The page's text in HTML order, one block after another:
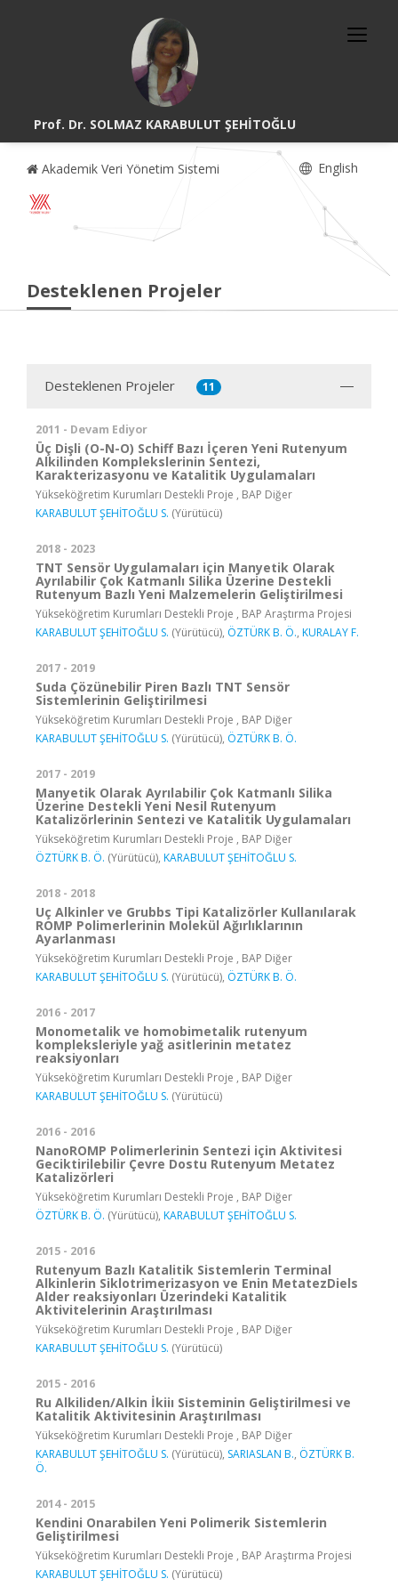
Prof. Dr. SOLMAZ KARABULUT ŞEHİTOĞLU
Akademik Veri Yönetim Sistemi English
Desteklenen Projeler
Desteklenen Projeler 11
2011 - Devam Ediyor
Üç Dişli (O-N-O) Schiff Bazı İçeren Yeni Rutenyum
Alkilinden Komplekslerinin Sentezi,
Karakterizasyonu ve Katalitik Uygulamaları
Yükseköğretim Kurumları Destekli Proje , BAP Diğer
KARABULUT ŞEHİTOĞLU S. (Yürütücü)
2018 - 2023
TNT Sensör Uygulamaları için Manyetik Olarak
Ayrılabilir Çok Katmanlı Silika Üzerine Destekli
Rutenyum Bazlı Yeni Malzemelerin Geliştirilmesi
Yükseköğretim Kurumları Destekli Proje , BAP Araştırma Projesi
KARABULUT ŞEHİTOĞLU S. (Yürütücü), ÖZTÜRK B. Ö., KURALAY F.
2017 - 2019
Suda Çözünebilir Piren Bazlı TNT Sensör
Sistemlerinin Geliştirilmesi
Yükseköğretim Kurumları Destekli Proje , BAP Diğer
KARABULUT ŞEHİTOĞLU S. (Yürütücü), ÖZTÜRK B. Ö.
2017 - 2019
Manyetik Olarak Ayrılabilir Çok Katmanlı Silika
Üzerine Destekli Yeni Nesil Rutenyum
Katalizörlerinin Sentezi ve Katalitik Uygulamaları
Yükseköğretim Kurumları Destekli Proje , BAP Diğer
ÖZTÜRK B. Ö. (Yürütücü), KARABULUT ŞEHİTOĞLU S.
2018 - 2018
Uç Alkinler ve Grubbs Tipi Katalizörler Kullanılarak
ROMP Polimerlerinin Molekül Ağırlıklarının
Ayarlanması
Yükseköğretim Kurumları Destekli Proje , BAP Diğer
KARABULUT ŞEHİTOĞLU S. (Yürütücü), ÖZTÜRK B. Ö.
2016 - 2017
Monometalik ve homobimetalik rutenyum
kompleksleriyle yağ asitlerinin metatez
reaksiyonları
Yükseköğretim Kurumları Destekli Proje , BAP Diğer
KARABULUT ŞEHİTOĞLU S. (Yürütücü)
2016 - 2016
NanoROMP Polimerlerinin Sentezi için Aktivitesi
Geciktirilebilir Çevre Dostu Rutenyum Metatez
Katalizörleri
Yükseköğretim Kurumları Destekli Proje , BAP Diğer
ÖZTÜRK B. Ö. (Yürütücü), KARABULUT ŞEHİTOĞLU S.
2015 - 2016
Rutenyum Bazlı Katalitik Sistemlerin Terminal
Alkinlerin Siklotrimerizasyon ve Enin MetatezDiels
Alder reaksiyonları Üzerindeki Katalitik
Aktivitelerinin Araştırılması
Yükseköğretim Kurumları Destekli Proje , BAP Diğer
KARABULUT ŞEHİTOĞLU S. (Yürütücü)
2015 - 2016
Ru Alkiliden/Alkin İkiiı Sisteminin Geliştirilmesi ve
Katalitik Aktivitesinin Araştırılması
Yükseköğretim Kurumları Destekli Proje , BAP Diğer
KARABULUT ŞEHİTOĞLU S. (Yürütücü), SARIASLAN B., ÖZTÜRK B.
Ö.
2014 - 2015
Kendini Onarabilen Yeni Polimerik Sistemlerin
Geliştirilmesi
Yükseköğretim Kurumları Destekli Proje , BAP Araştırma Projesi
KARABULUT ŞEHİTOĞLU S. (Yürütücü)